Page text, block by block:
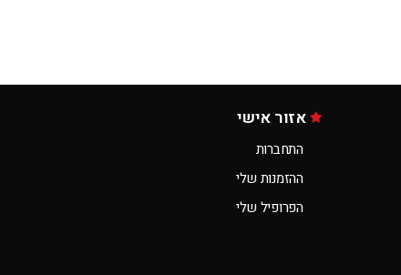
אזור אישי
התחברות
ההזמנות שלי
הפרופיל שלי